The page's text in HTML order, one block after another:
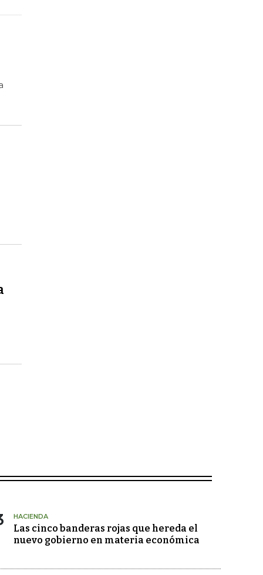
HACIENDA
Las cinco banderas rojas que hereda el
nuevo gobierno en materia económica